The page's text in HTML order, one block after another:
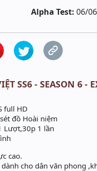
Alpha Test: 06/
SS6 - SEASON 6 -
full HD
đồ Hoài niệm
Lượt,30p 1 lần
cao.
cho dân văn phong